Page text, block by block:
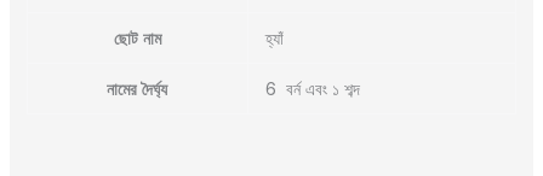
ছোট নাম হ্যাঁ
নামের দৈর্ঘ্য 6 বর্ন এবং ১ শব্দ